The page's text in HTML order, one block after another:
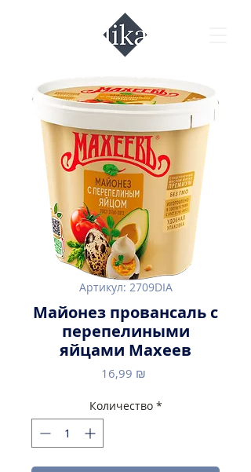
Артикул: 2709DIA
Майонез провансаль с
перепелиными
яйцами Махеев
16,99 ₪
Количество *